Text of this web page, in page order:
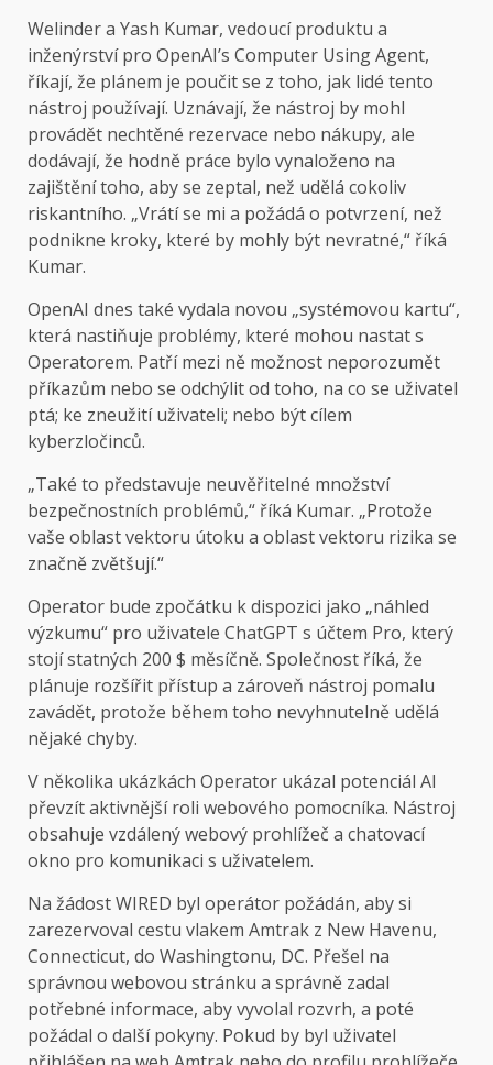
Welinder a Yash Kumar, vedoucí produktu a
inženýrství pro OpenAI’s Computer Using Agent,
říkají, že plánem je poučit se z toho, jak lidé tento
nástroj používají. Uznávají, že nástroj by mohl
provádět nechtěné rezervace nebo nákupy, ale
dodávají, že hodně práce bylo vynaloženo na
zajištění toho, aby se zeptal, než udělá cokoliv
riskantního. „Vrátí se mi a požádá o potvrzení, než
podnikne kroky, které by mohly být nevratné,“ říká
Kumar.
OpenAI dnes také vydala novou „systémovou kartu“,
která nastiňuje problémy, které mohou nastat s
Operatorem. Patří mezi ně možnost neporozumět
příkazům nebo se odchýlit od toho, na co se uživatel
ptá; ke zneužití uživateli; nebo být cílem
kyberzločinců.
„Také to představuje neuvěřitelné množství
bezpečnostních problémů,“ říká Kumar. „Protože
vaše oblast vektoru útoku a oblast vektoru rizika se
značně zvětšují.“
Operator bude zpočátku k dispozici jako „náhled
výzkumu“ pro uživatele ChatGPT s účtem Pro, který
stojí statných 200 $ měsíčně. Společnost říká, že
plánuje rozšířit přístup a zároveň nástroj pomalu
zavádět, protože během toho nevyhnutelně udělá
nějaké chyby.
V několika ukázkách Operator ukázal potenciál AI
převzít aktivnější roli webového pomocníka. Nástroj
obsahuje vzdálený webový prohlížeč a chatovací
okno pro komunikaci s uživatelem.
Na žádost WIRED byl operátor požádán, aby si
zarezervoval cestu vlakem Amtrak z New Havenu,
Connecticut, do Washingtonu, DC. Přešel na
správnou webovou stránku a správně zadal
potřebné informace, aby vyvolal rozvrh, a poté
požádal o další pokyny. Pokud by byl uživatel